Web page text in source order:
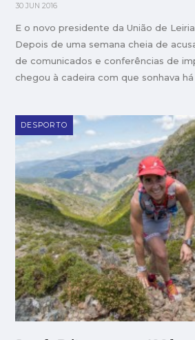
30 JUN 2016
E o novo presidente da União de
Depois de uma semana cheia de
de comunicados e conferências de
chegou à cadeira com que sonhava
DESPORTO